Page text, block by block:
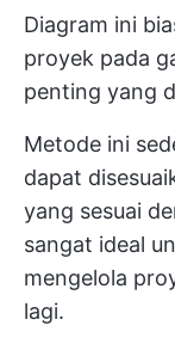
Diagram ini
proyek pada
penting yang
Metode ini
dapat
yang sesuai
sangat ideal
mengelola
lagi.